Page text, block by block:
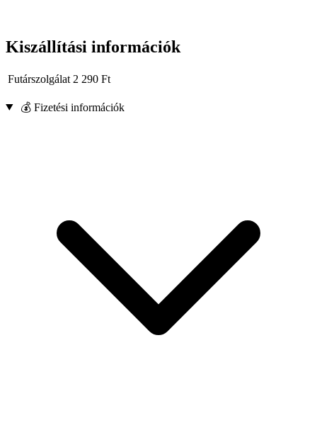
Kiszállítási információk
Futárszolgálat 2 290 Ft
💰 Fizetési információk